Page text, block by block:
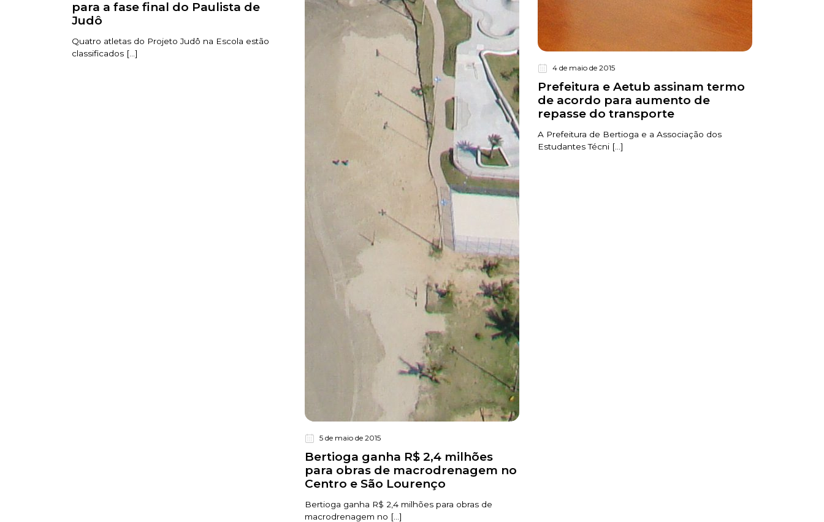
para a fase final do Paulista de
Judô
Quatro atletas do Projeto Judô na Escola estão
classificados [...]
5 de maio de 2015
Bertioga ganha R$ 2,4 milhões
para obras de macrodrenagem no
Centro e São Lourenço
Bertioga ganha R$ 2,4 milhões para obras de
macrodrenagem no [...]
4 de maio de 2015
Prefeitura e Aetub assinam termo
de acordo para aumento de
repasse do transporte
A Prefeitura de Bertioga e a Associação dos
Estudantes Técni [...]